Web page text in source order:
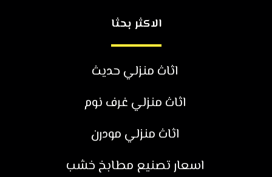
الاكثر بحثا
اثاث منزلي حديث
اثاث منزلي غرف نوم
اثاث منزلي مودرن
اسعار تصنيع مطابخ خشب